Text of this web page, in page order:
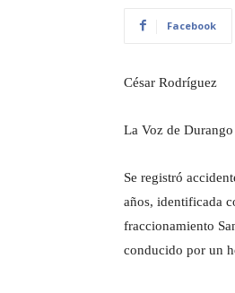
Facebook
César Rodríguez
La Voz de Durango
Se registró
años, identificada
fraccionamiento
conducido por un